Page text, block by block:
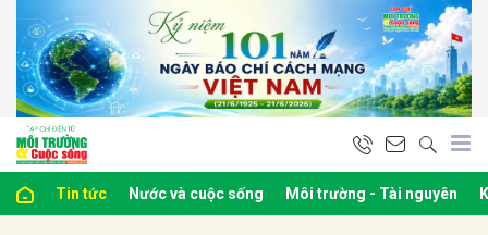
Tin tức Nước và cuộc sống Môi trường - Tài nguyên
luận